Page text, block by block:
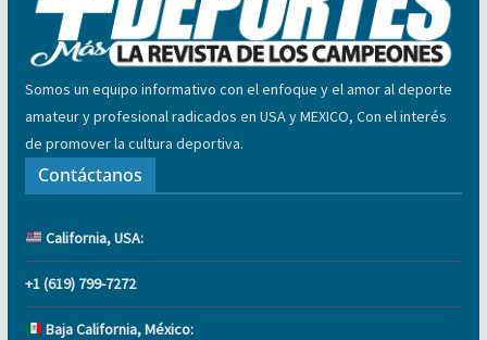
Somos un equipo informativo con el enfoque y el amor al deporte
amateur y profesional radicados en USA y MEXICO, Con el interés
de promover la cultura deportiva.
Contáctanos
California, USA:
+1 (619) 799-7272
Baja California, México: